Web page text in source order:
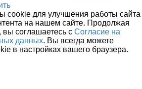
cookie для улучшения работы сайта
на нашем сайте. Продолжая
вы соглашаетесь с Согласие на
данных. Вы всегда можете
в настройках вашего браузера.